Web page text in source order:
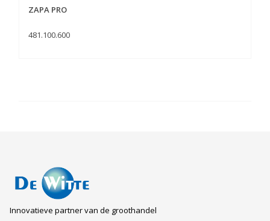
ZAPA PRO
481.100.600
Innovatieve partner van de groothandel